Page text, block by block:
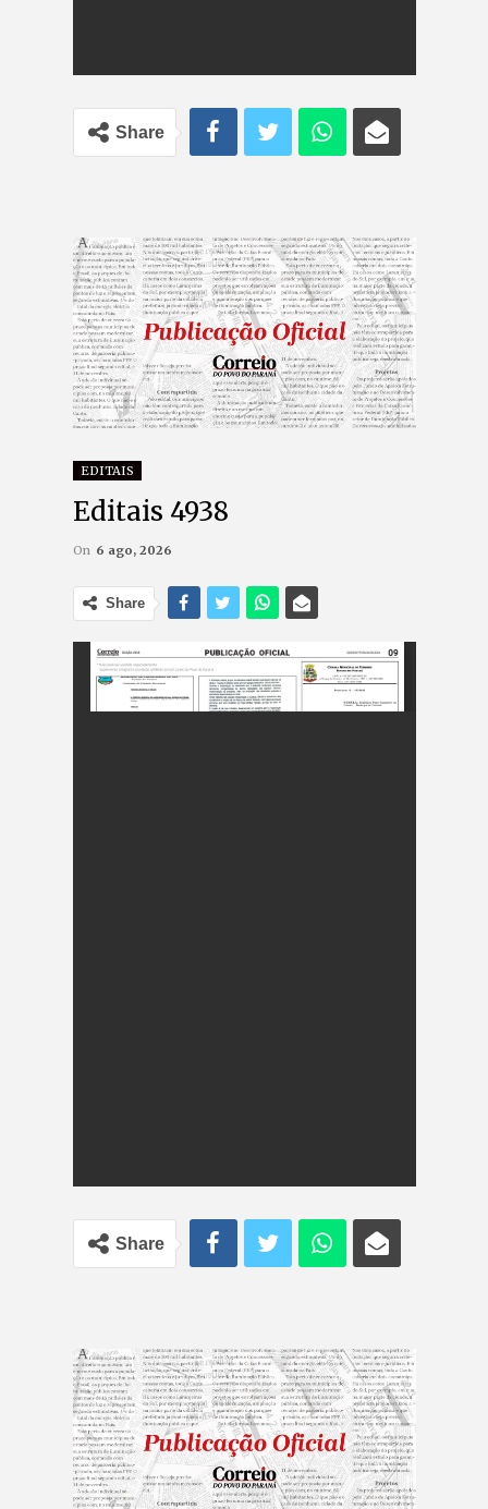
Share
EDITAIS
Editais 4938
On 6 ago, 2026
Share
Share